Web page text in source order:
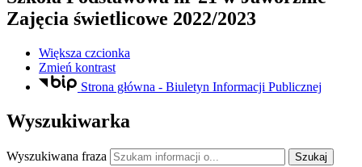
Zajęcia świetlicowe 2022/2023
Większa czcionka
Zmień kontrast
Strona główna - Biuletyn Informacji Publicznej
Wyszukiwarka
Wyszukiwana fraza Szukaj